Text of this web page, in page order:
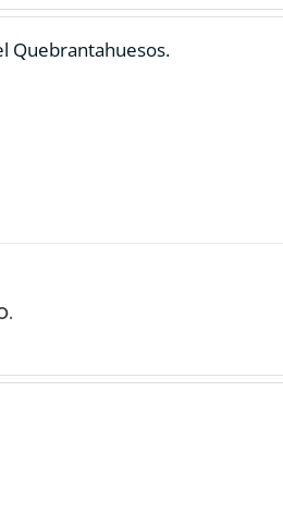
Quebrantahuesos.